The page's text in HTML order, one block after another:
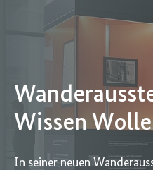
Wissen
In seiner neuen